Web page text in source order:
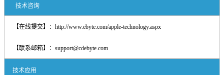
技术咨询
【在线提交】： http://www.ebyte.com/apple-technology.aspx
【联系邮箱】： support@cdebyte.com
技术应用